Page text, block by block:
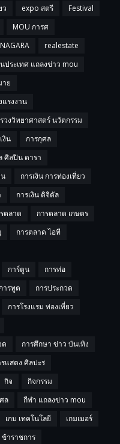
ว expo สตรี
Festival
MOU การศ
NAGARA
realestate
นประเทศ แถลงข่าว mou
ย
แรงงาน
วงวิทยาศาสตร์ นวัตกรรม
งิน
การกุศล
ศิลปิน ดารา
น
การเงิน การท่องเที่ยว
การเงิน ดิจิตัล
ตลาด
การตลาด เกษตร
การตลาด ไอที
การ์ตูน
การท่อ
การทูต
การประกวด
การโรงแรม ท่องเที่ยว
ด
การศึกษา ข่าว บันเทิง
รแสดง ศิลปะร่
กิจ
กิจกรรม
ล
กีฬา แถลงข่าว mou
เกม เทคโนโลยี
เกมเมอร์
ข้าราชการ